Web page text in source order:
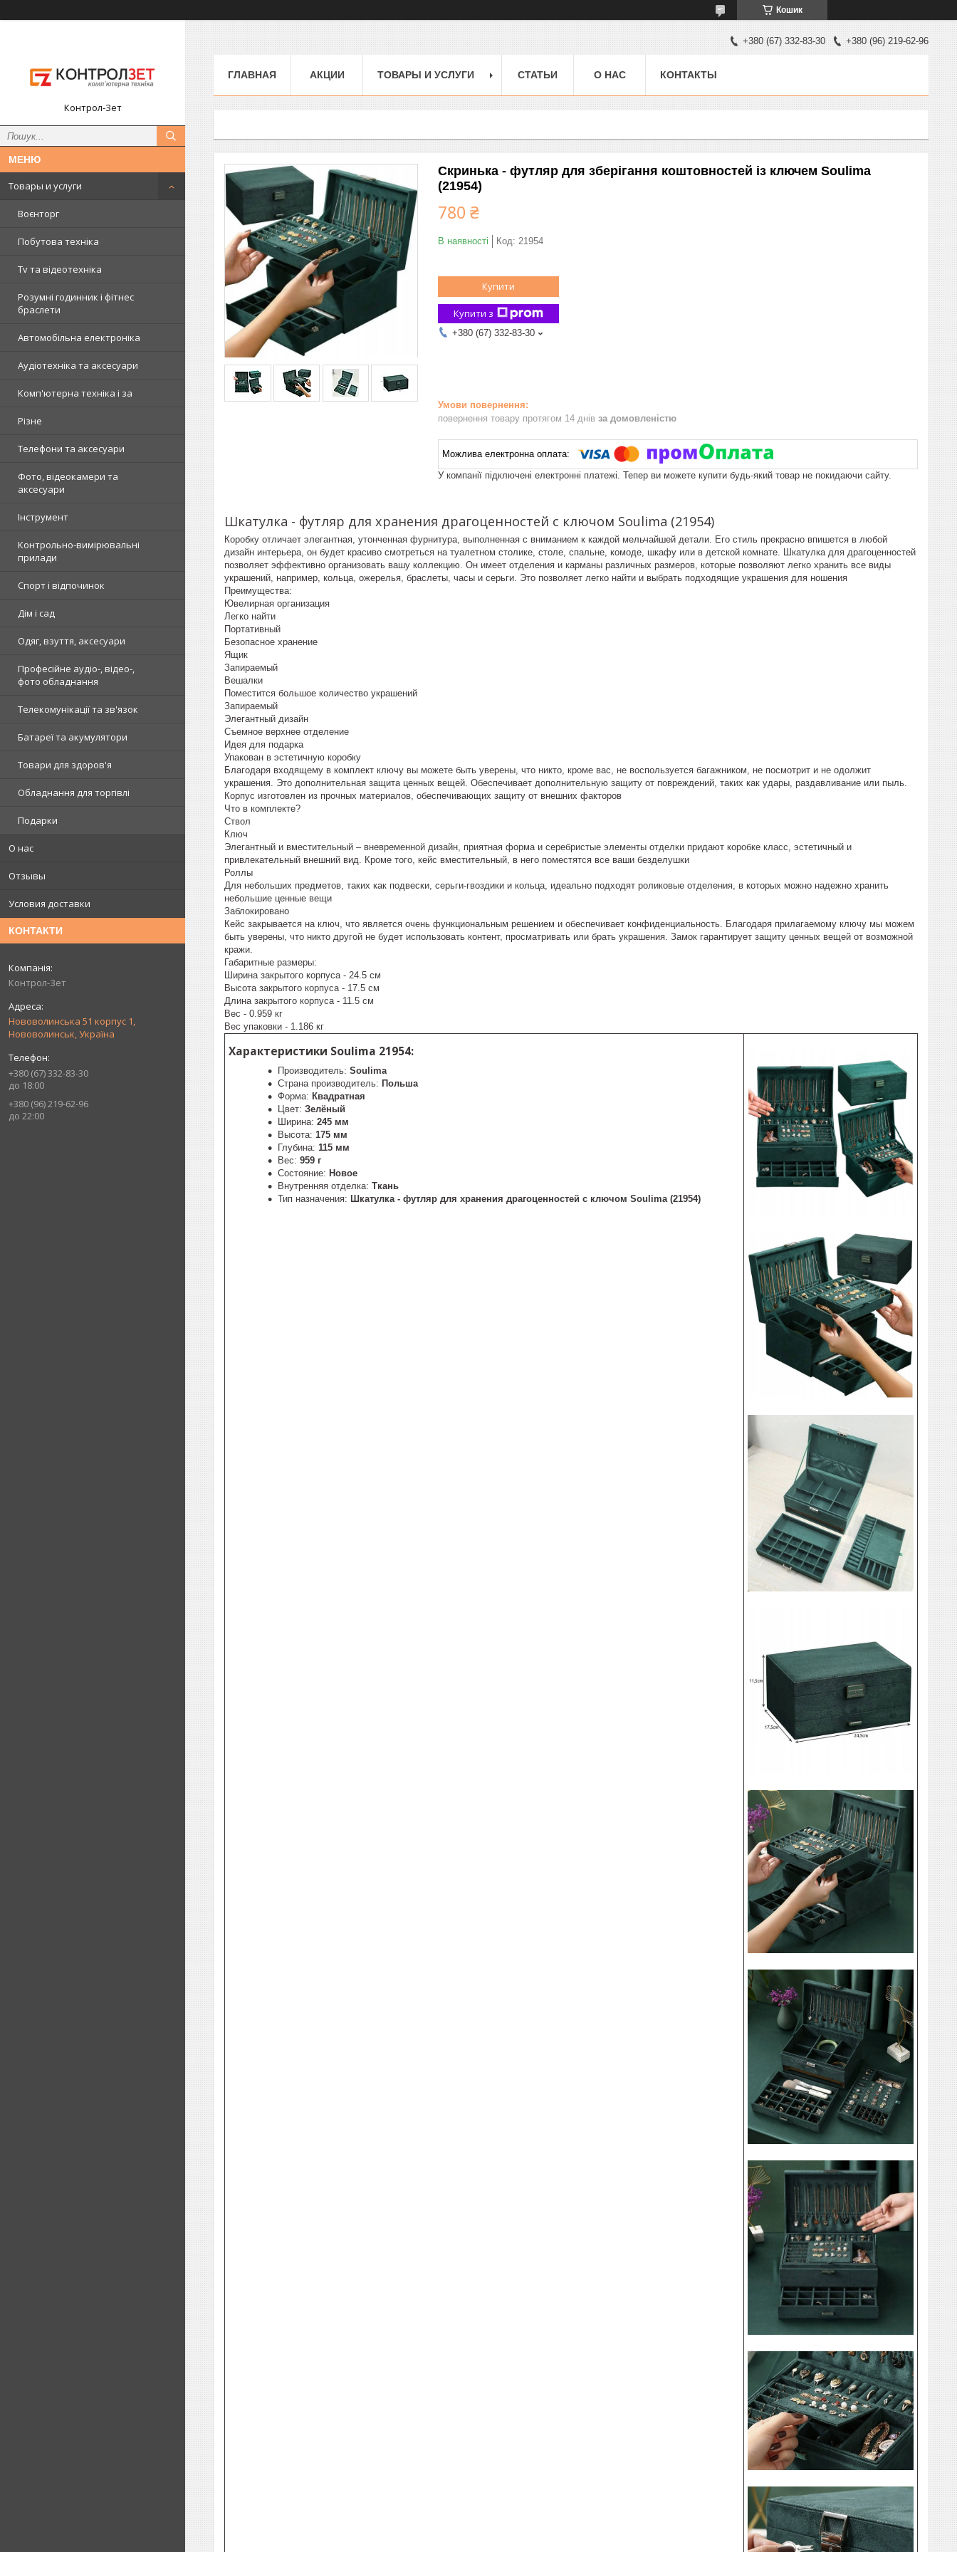
Кошик
Контрол-Зет
Товары и услуги
Воєнторг
Побутова техніка
Tv та відеотехніка
Розумні годинник і фітнес
браслети
Автомобільна електроніка
Аудіотехніка та аксесуари
Комп'ютерна техніка і за
Різне
Телефони та аксесуари
Фото, відеокамери та
аксесуари
Інструмент
Контрольно-вимірювальні
прилади
Спорт і відпочинок
Дім і сад
Одяг, взуття, аксесуари
Професійне аудіо-, відео-,
фото обладнання
Телекомунікації та зв'язок
Батареї та акумулятори
Товари для здоров'я
Обладнання для торгівлі
Подарки
О нас
Отзывы
Условия доставки
КОНТАКТИ
Контрол-Зет
Нововолинська 51 корпус 1,
Нововолинськ, Україна
+380 (67) 332-83-30
до 18:00
+380 (96) 219-62-96
до 22:00
+380 (67) 332-83-30 +380 (96) 219-62-96
ГЛАВНАЯ АКЦИИ ТОВАРЫ И УСЛУГИ СТАТЬИ О НАС КОНТАКТЫ
Скринька - футляр для зберігання коштовностей із ключем Soulima
(21954)
780 ₴
В наявності Код: 21954
Купити
Купити з
+380 (67) 332-83-30
повернення товару протягом 14 днів за домовленістю
У компанії підключені електронні платежі. Тепер ви можете купити будь-який товар не покидаючи сайту.
Шкатулка - футляр для хранения драгоценностей с ключом Soulima (21954)
Коробку отличает элегантная, утонченная фурнитура, выполненная с вниманием к каждой мельчайшей детали. Его стиль прекрасно впишется в любой
дизайн интерьера, он будет красиво смотреться на туалетном столике, столе, спальне, комоде, шкафу или в детской комнате. Шкатулка для драгоценностей
позволяет эффективно организовать вашу коллекцию. Он имеет отделения и карманы различных размеров, которые позволяют легко хранить все виды
украшений, например, кольца, ожерелья, браслеты, часы и серьги. Это позволяет легко найти и выбрать подходящие украшения для ношения
Преимущества:
Ювелирная организация
Легко найти
Портативный
Безопасное хранение
Ящик
Запираемый
Вешалки
Поместится большое количество украшений
Запираемый
Элегантный дизайн
Съемное верхнее отделение
Идея для подарка
Упакован в эстетичную коробку
Благодаря входящему в комплект ключу вы можете быть уверены, что никто, кроме вас, не воспользуется багажником, не посмотрит и не одолжит
украшения. Это дополнительная защита ценных вещей. Обеспечивает дополнительную защиту от повреждений, таких как удары, раздавливание или пыль.
Корпус изготовлен из прочных материалов, обеспечивающих защиту от внешних факторов
Что в комплекте?
Ствол
Ключ
Элегантный и вместительный – вневременной дизайн, приятная форма и серебристые элементы отделки придают коробке класс, эстетичный и
привлекательный внешний вид. Кроме того, кейс вместительный, в него поместятся все ваши безделушки
Роллы
Для небольших предметов, таких как подвески, серьги-гвоздики и кольца, идеально подходят роликовые отделения, в которых можно надежно хранить
небольшие ценные вещи
Заблокировано
Кейс закрывается на ключ, что является очень функциональным решением и обеспечивает конфиденциальность. Благодаря прилагаемому ключу мы можем
быть уверены, что никто другой не будет использовать контент, просматривать или брать украшения. Замок гарантирует защиту ценных вещей от возможной
кражи.
Габаритные размеры:
Ширина закрытого корпуса - 24.5 см
Высота закрытого корпуса - 17.5 см
Длина закрытого корпуса - 11.5 см
Вес - 0.959 кг
Вес упаковки - 1.186 кг
Характеристики Soulima 21954:
Производитель: Soulima
Страна производитель: Польша
Форма: Квадратная
Цвет: Зелёный
Ширина: 245 мм
Высота: 175 мм
Глубина: 115 мм
Вес: 959 г
Состояние: Новое
Внутренняя отделка: Ткань
Тип назначения: Шкатулка - футляр для хранения драгоценностей с ключом Soulima (21954)